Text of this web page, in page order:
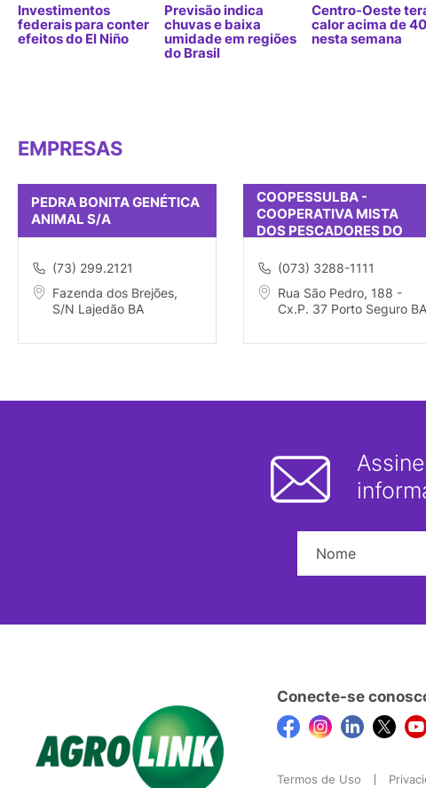
Investimentos
federais para conter
efeitos do El Niño
Previsão indica
chuvas e baixa
umidade em regiões
do Brasil
Centro-Oeste
calor acima de
nesta semana
EMPRESAS
PEDRA BONITA GENÉTICA
ANIMAL S/A
(73) 299.2121
Fazenda dos Brejões,
S/N Lajedão BA
COOPESSULBA -
COOPERATIVA MISTA
DOS PESCADORES DO
(073) 3288-1111
Rua São Pedro, 188 -
Cx.P. 37 Porto Seguro BA
Conecte-se
Termos de Uso